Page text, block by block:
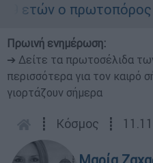
ο πρωτοπόρος
Πρωινή ενημέρωση:
➔ Δείτε τα πρωτοσέλιδα
περισσότερα για τον καιρό
γιορτάζουν σήμερα
┋ Κόσμος ┋